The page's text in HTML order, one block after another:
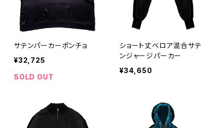
サテンパーカーポンチョ
¥32,725
SOLD OUT
ショート丈ベロア混合サテ
ンジャージパーカー
¥34,650